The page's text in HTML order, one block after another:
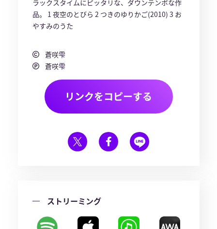
ラックスタイムにピッタリな、ダウンテンポな作
品。 1 夜空のとびら 2 つきのゆりかご(2010) 3 お
やすみのうた
蒼咲雫
蒼咲雫
リンクをコピーする
ストリーミング